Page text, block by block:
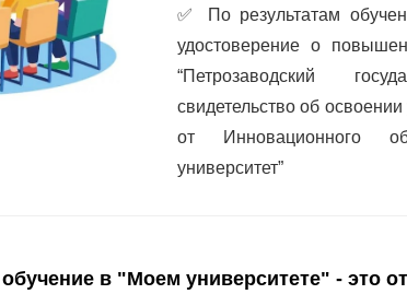
✅
По результатам
удостоверение о
“Петрозаводский
свидетельство об
от Инновационного
университет”
в "Моем университете" - это